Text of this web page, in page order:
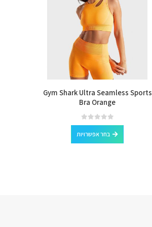
Gym Shark Ultra Seamless Sports
Bra Orange
0
out of 5
בחר אפשרויות
למוצר זה יש מספר סוגים. ניתן לבחור את האפשרויות בעמוד המוצר